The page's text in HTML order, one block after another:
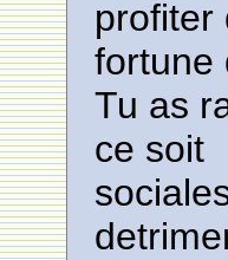
profiter
fortune
Tu as
ce soit